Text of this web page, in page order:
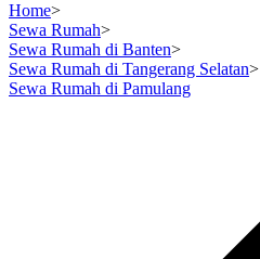
Home>
Sewa Rumah>
Sewa Rumah di Banten>
Sewa Rumah di Tangerang Selatan>
Sewa Rumah di Pamulang